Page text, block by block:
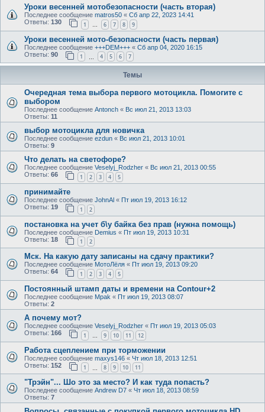
Уроки весенней мотобезопасности (часть вторая)
Последнее сообщение matros50 « Сб апр 22, 2023 14:41
Ответы: 130 1 … 6 7 8 9
Уроки весенней мото-безопасности (часть первая)
Последнее сообщение +++DEM+++ « Сб апр 04, 2020 16:15
Ответы: 90 1 4 5 6 7
Темы
Очередная тема выбора первого мотоцикла. Помогите с
выбором
Последнее сообщение Antonch « Вс июл 21, 2013 13:03
Ответы: 11
выбор мотоцикла для новичка
Последнее сообщение ezdun « Вс июл 21, 2013 10:01
Ответы: 9
Что делать на светофоре?
Последнее сообщение Veselyj_Rodzher « Вс июл 21, 2013 00:55
Ответы: 66 1 2 3 4 5
принимайте
Последнее сообщение JohnAl « Пт июл 19, 2013 16:12
Ответы: 19 1 2
постановка на учет б\у байка без прав (нужна помощь)
Последнее сообщение Demius « Пт июл 19, 2013 10:31
Ответы: 18 1 2
Мск. На какую дату записаны на сдачу практики?
Последнее сообщение МотоЛёля « Пт июл 19, 2013 09:20
Ответы: 64 1 2 3 4 5
Постоянный штамп даты и времени на Contour+2
Последнее сообщение Mpak « Пт июл 19, 2013 08:07
Ответы: 2
А почему мот?
Последнее сообщение Veselyj_Rodzher « Пт июл 19, 2013 05:03
Ответы: 166 1 … 9 10 11 12
Работа сцеплением при торможении
Последнее сообщение maxys146 « Чт июл 18, 2013 12:51
Ответы: 152 1 8 9 10 11
"Трэйн"... Шо это за место? И как туда попасть?
Последнее сообщение Andrew D7 « Чт июл 18, 2013 08:59
Ответы: 7